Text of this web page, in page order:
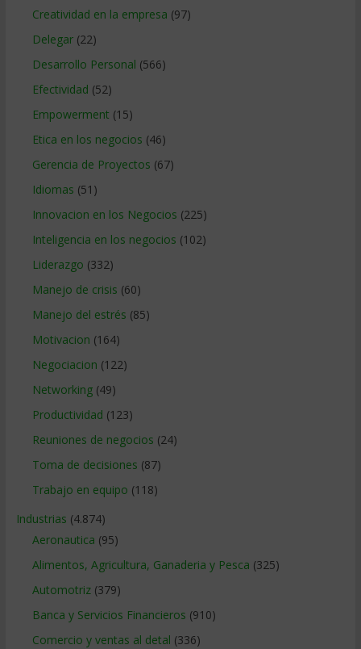
Creatividad en la empresa (97)
Delegar(22)
Desarrollo Personal (566)
Efectividad (52)
Empowerment (15)
Etica en los negocios (46)
Gerencia de Proyectos (67)
Idiomas (51)
Innovacion en los Negocios (225)
Inteligencia en los negocios (102)
Liderazgo (332)
Manejo de crisis (60)
Manejo del estrés (85)
Motivacion (164)
Negociacion (122)
Networking(49)
Productividad (123)
Reuniones de negocios (24)
Toma de decisiones (87)
Trabajo en equipo (118)
Industrias (4.874)
Aeronautica (95)
Alimentos, Agricultura, Ganaderia y Pesca (325)
Automotriz(379)
Banca y Servicios Financieros (910)
Comercio y ventas al detal (336)